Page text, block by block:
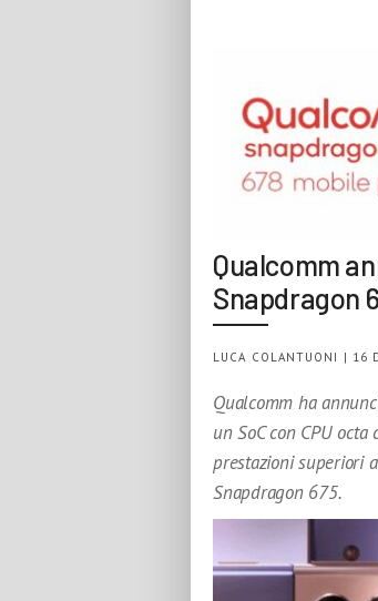
Qualcomm
Snapdragon
LUCA COLANTUONI | 16
Qualcomm ha
un SoC con CPU octa
prestazioni superiori
Snapdragon 675.